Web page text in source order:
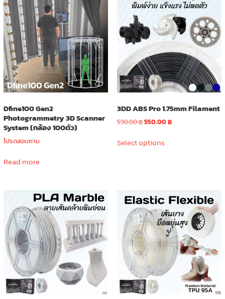
Dfine100 Gen2
Photogrammetry 3D Scanner
System (กล้อง 100ตัว)
โปรดสอบถาม
Read more
3DD ABS Pro 1.75mm Filament
590.00฿Original
was:
590.00 ฿.
550.00฿Current
Select optionsproduct
options
may
be
chosen
on
product
page